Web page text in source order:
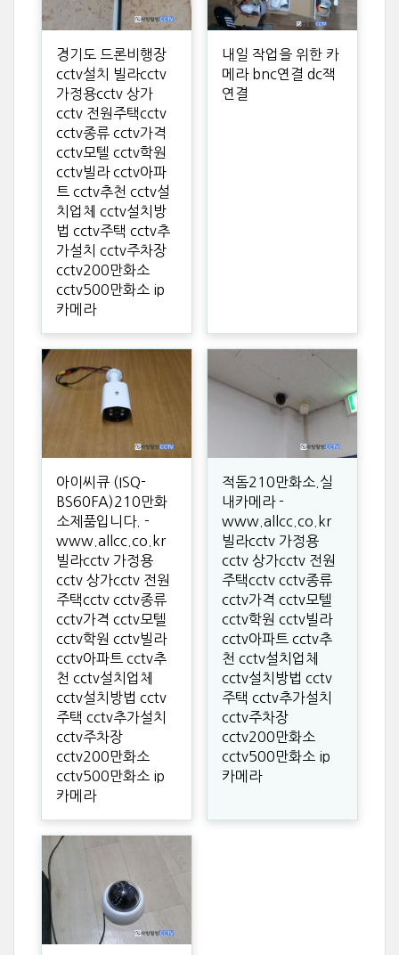
경기도 드론비행장
cctv설치 빌라cctv
가정용cctv 상가
cctv 전원주택cctv
cctv종류 cctv가격
cctv모텔 cctv학원
cctv빌라 cctv아파
트 cctv추천 cctv설
치업체 cctv설치방
법 cctv주택 cctv추
가설치 cctv주차장
cctv200만화소
cctv500만화소 ip
카메라
내일 작업을 위한 카
메라 bnc연결 dc잭
연결
아이씨큐 (ISQ-
BS60FA)210만화
소제품입니다. -
www.allcc.co.kr
빌라cctv 가정용
cctv 상가cctv 전원
주택cctv cctv종류
cctv가격 cctv모텔
cctv학원 cctv빌라
cctv아파트 cctv추
천 cctv설치업체
cctv설치방법 cctv
주택 cctv추가설치
cctv주차장
cctv200만화소
cctv500만화소 ip
카메라
적돔210만화소.실
내카메라 -
www.allcc.co.kr
빌라cctv 가정용
cctv 상가cctv 전원
주택cctv cctv종류
cctv가격 cctv모텔
cctv학원 cctv빌라
cctv아파트 cctv추
천 cctv설치업체
cctv설치방법 cctv
주택 cctv추가설치
cctv주차장
cctv200만화소
cctv500만화소 ip
카메라